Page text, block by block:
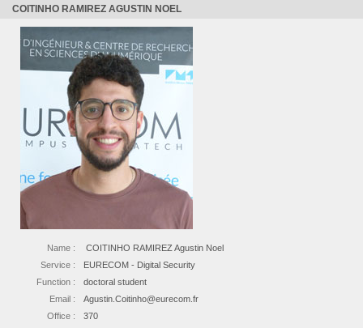
COITINHO RAMIREZ AGUSTIN NOEL
Name :
COITINHO RAMIREZ Agustin Noel
Service :
EURECOM - Digital Security
Function :
doctoral student
Email :
Agustin.Coitinho@eurecom.fr
Office :
370